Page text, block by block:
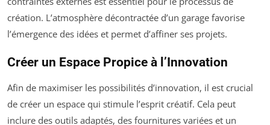
création. L’atmosphère décontractée d’un garage favorise
l’émergence des idées et permet d’affiner ses projets.
Créer un Espace Propice à l’Innovation
Afin de maximiser les possibilités d’innovation, il est crucial
de créer un espace qui stimule l’esprit créatif. Cela peut
inclure des outils adaptés, des fournitures variées et un